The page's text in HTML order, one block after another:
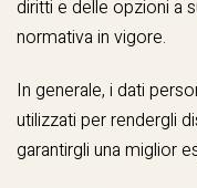
diritti e delle opzioni a
normativa in vigore.
In generale, i dati
utilizzati per rendergli
garantirgli una miglior